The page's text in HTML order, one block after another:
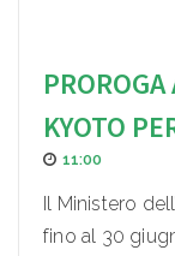
KYOTO
11:00
Il Ministero
fino al 30